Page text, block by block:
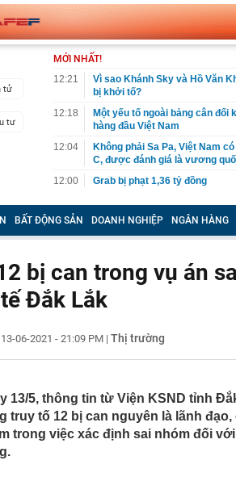
tử
tư
MỚI NHẤT!
12:21
Vì sao Khánh Sky và Hồ Văn
bị khởi tố?
12:18
Một yếu tố ngoài bảng cân
hàng đầu Việt Nam
12:04
Không phải Sa Pa, Việt Nam
C, được đánh giá là vương
12:00
Grab bị phạt 1,36 tỷ đồng
12:00
BẮT KHẨN CẤP giáo viên
khuyến cáo người dân, giáo
11:54
Cơ cấu lại vốn nhà nước tại
tê liệt
11:40
Nhà máy lọc dầu doanh thu
xuất bán một loại nhiên liệu mới
Lợi nhuận “Vua sữa đậu
ty mẹ sắp chi gần 368 tỷ đồng
bảng, hạng 1 đẹp hơn cả Lưu
11:24
Công an xác minh 12 giao
đồng vào lúc 16 giờ
BẤT ĐỘNG SẢN DOANH NGHIỆP NGÂN HÀNG
bị can trong vụ án
Đắk Lắk
13-06-2021 - 21:09 PM | Thị trường
13/5, thông tin từ Viện KSND tỉnh
truy tố 12 bị can nguyên là lãnh
trong việc xác định sai nhóm đối